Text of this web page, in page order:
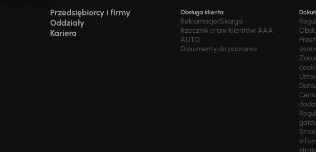
Przedsiębiorcy i firmy
Oddziały
Kariera
Obsługa klienta
Reklamacje/Skarga
Rzecznik praw klientów AAA
AUTO
Dokumenty do pobrania